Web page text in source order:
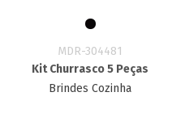
MDR-304481
Kit Churrasco 5 Peças
Brindes Cozinha